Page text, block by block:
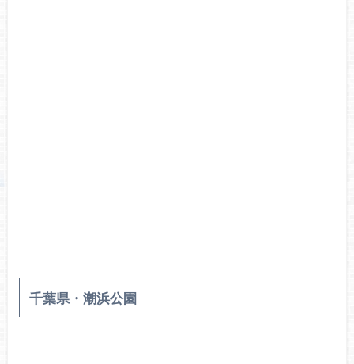
千葉県・潮浜公園